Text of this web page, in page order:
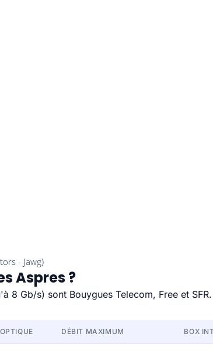
Aspres ?
8 Gb/s) sont Bouygues Telecom, Free et SFR.
DÉBIT MAXIMUM BOX